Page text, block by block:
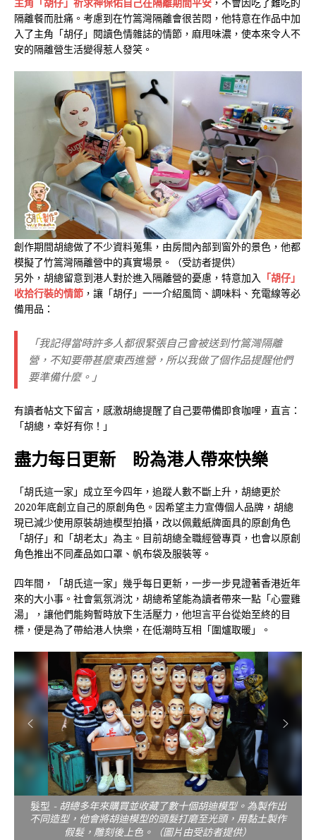
隔離餐而肚痛。考慮到在竹篙灣隔離會很苦悶，他特意在作品中加
入了主角「胡仔」閱讀色情雜誌的情節，麻甩味濃，使本來令人不
安的隔離營生活變得惹人發笑。
創作期間胡總做了不少資料蒐集，由房間內部到窗外的景色，他都
模擬了竹篙灣隔離營中的真實場景。（受訪者提供）
另外，胡總留意到港人對於進入隔離營的憂慮，特意加入
「胡仔」
收拾行裝的情節 ，讓「胡仔」一一介紹風筒、調味料、充電線等必
備用品：
「我記得當時許多人都很緊張自己會被送到竹篙灣隔離
營，不知要帶甚麼東西進營，所以我做了個作品提醒他們
要準備什麼。」
有讀者帖文下留言，感激胡總提醒了自己要帶備即食咖哩，直言：
「胡總，幸好有你！」
盡力每日更新 盼為港人帶來快樂
「胡氏這一家」成立至今四年，追蹤人數不斷上升，胡總更於
2020年底創立自己的原創角色。因希望主力宣傳個人品牌，胡總
現已減少使用原裝胡迪模型拍攝，改以佩戴紙牌面具的原創角色
「胡仔」和「胡老太」為主。目前胡總全職經營專頁，也會以原創
角色推出不同產品如口罩、帆布袋及服裝等。
四年間，「胡氏這一家」幾乎每日更新，一步一步見證著香港近年
來的大小事。社會氣氛消沈，胡總希望能為讀者帶來一點「心靈雞
湯」，讓他們能夠暫時放下生活壓力，他坦言平台從始至終的目
標，便是為了帶給港人快樂，在低潮時互相「圍爐取暖」。
髮型 - 胡總多年來購買並收藏了數十個胡迪模型。為製作出
不同造型，他會將胡迪模型的頭髮打磨至光頭，用黏土製作
假髮，雕刻後上色。（圖片由受訪者提供）